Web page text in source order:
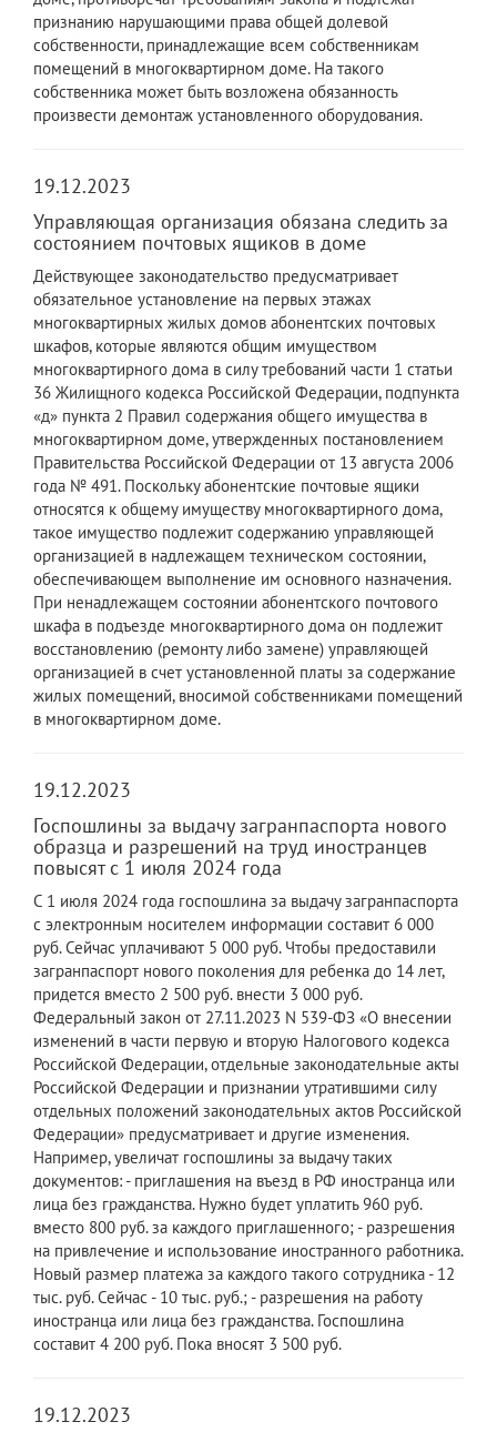
признанию нарушающими права общей долевой
собственности, принадлежащие всем собственникам
помещений в многоквартирном доме. На такого
собственника может быть возложена обязанность
произвести демонтаж установленного оборудования.
19.12.2023
Управляющая организация обязана следить за
состоянием почтовых ящиков в доме
Действующее законодательство предусматривает
обязательное установление на первых этажах
многоквартирных жилых домов абонентских почтовых
шкафов, которые являются общим имуществом
многоквартирного дома в силу требований части 1 статьи
36 Жилищного кодекса Российской Федерации, подпункта
«д» пункта 2 Правил содержания общего имущества в
многоквартирном доме, утвержденных постановлением
Правительства Российской Федерации от 13 августа 2006
года № 491. Поскольку абонентские почтовые ящики
относятся к общему имуществу многоквартирного дома,
такое имущество подлежит содержанию управляющей
организацией в надлежащем техническом состоянии,
обеспечивающем выполнение им основного назначения.
При ненадлежащем состоянии абонентского почтового
шкафа в подъезде многоквартирного дома он подлежит
восстановлению (ремонту либо замене) управляющей
организацией в счет установленной платы за содержание
жилых помещений, вносимой собственниками помещений
в многоквартирном доме.
19.12.2023
Госпошлины за выдачу загранпаспорта нового
образца и разрешений на труд иностранцев
повысят с 1 июля 2024 года
С 1 июля 2024 года госпошлина за выдачу загранпаспорта
с электронным носителем информации составит 6 000
руб. Сейчас уплачивают 5 000 руб. Чтобы предоставили
загранпаспорт нового поколения для ребенка до 14 лет,
придется вместо 2 500 руб. внести 3 000 руб.
Федеральный закон от 27.11.2023 N 539-ФЗ «О внесении
изменений в части первую и вторую Налогового кодекса
Российской Федерации, отдельные законодательные акты
Российской Федерации и признании утратившими силу
отдельных положений законодательных актов Российской
Федерации» предусматривает и другие изменения.
Например, увеличат госпошлины за выдачу таких
документов: - приглашения на въезд в РФ иностранца или
лица без гражданства. Нужно будет уплатить 960 руб.
вместо 800 руб. за каждого приглашенного; - разрешения
на привлечение и использование иностранного работника.
Новый размер платежа за каждого такого сотрудника - 12
тыс. руб. Сейчас - 10 тыс. руб.; - разрешения на работу
иностранца или лица без гражданства. Госпошлина
составит 4 200 руб. Пока вносят 3 500 руб.
19.12.2023